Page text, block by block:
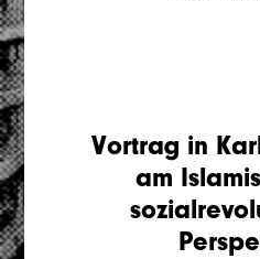
Vortrag in
am